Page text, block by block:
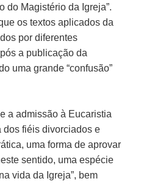
do Magistério da Igreja”.
os textos aplicados da
por diferentes
a publicação da
uma grande “confusão”
a admissão à Eucaristia
dos fiéis divorciados e
uma forma de aprovar
sentido, uma espécie
vida da Igreja”, bem